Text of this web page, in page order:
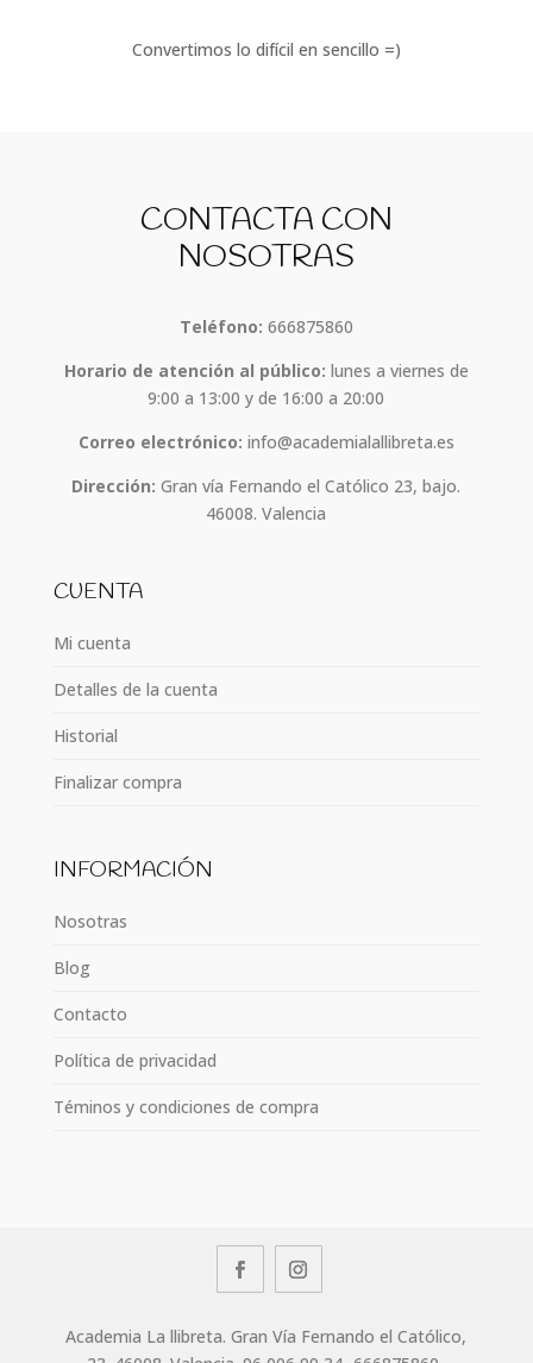
Convertimos lo difícil en sencillo =)
CONTACTA CON
NOSOTRAS
Teléfono: 666875860
Horario de atención al público: lunes a viernes de
9:00 a 13:00 y de 16:00 a 20:00
Correo electrónico: info@academialallibreta.es
Dirección: Gran vía Fernando el Católico 23, bajo.
46008. Valencia
CUENTA
Mi cuenta
Detalles de la cuenta
Historial
Finalizar compra
INFORMACIÓN
Nosotras
Blog
Contacto
Política de privacidad
Téminos y condiciones de compra
Academia La llibreta. Gran Vía Fernando el Católico,